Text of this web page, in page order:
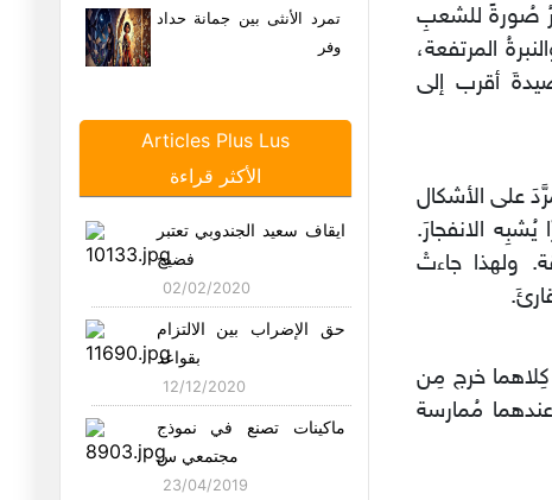
تمرد الأنثى بين جمانة حداد
وفر
مأساة المنفى بين شيركو
بيكس وب
16/07/2026
النعمة
ولوي
07/07/2026
القاسم
04/07/2026
Articles Plus Lus
الأكثر قراءة
ايقاف سعيد الجندوبي تعتبر
فضيح
02/02/2020
حق الإضراب بين الالتزام
بقواعد
12/12/2020
ماكينات تصنع في نموذج
مجتمعي س
23/04/2019
صُورةً للشعبِ
المرتفعة،
أقرب إلى
على الأشكال
يُشبِه الانفجارَ.
ولهذا جاءتْ
كِلاهما خرج مِن
عندهما مُمارسة